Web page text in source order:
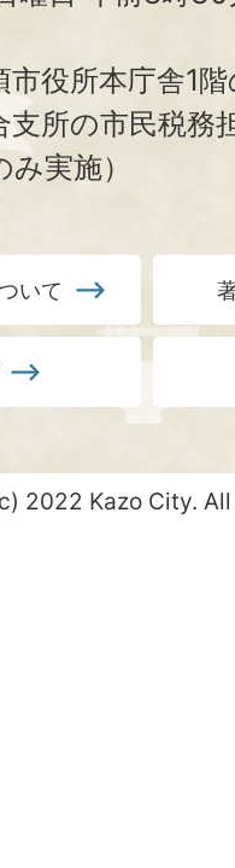
役所本庁舎1
支所の市民税務
実施）
いて
2022 Kazo City.